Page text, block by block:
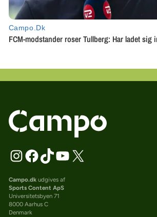
Campo.dkudgives af
Sports Content ApS
Universitetsbyen 71
8000 Aarhus C
Denmark